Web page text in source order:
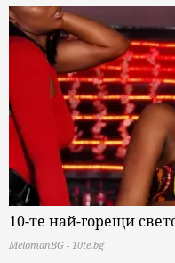
10-те най-горещи
MelomanBG - 10te.bg